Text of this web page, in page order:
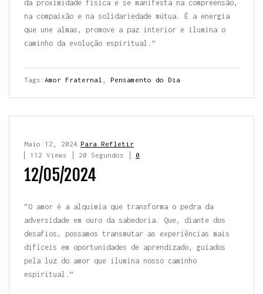
da proximidade física e se manifesta na compreensão,
na compaixão e na solidariedade mútua. É a energia
que une almas, promove a paz interior e ilumina o
caminho da evolução espiritual.”
Tags: Amor Fraternal Pensamento do Dia
Para Refletir
Maio 12, 2024
112 Views
20 Segundos 0
12/05/2024
“O amor é a alquimia que transforma o pedra da
adversidade em ouro da sabedoria. Que, diante dos
desafios, possamos transmutar as experiências mais
difíceis em oportunidades de aprendizado, guiados
pela luz do amor que ilumina nosso caminho
espiritual.”